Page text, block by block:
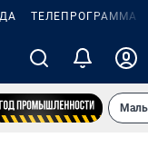
ТЕЛЕПРОГРАММА